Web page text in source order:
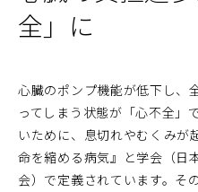
全」に
心臓のポンプ機能が低下し、
ってしまう状態が「心不全」
いために、息切れやむくみが
命を縮める病気』と学会（日
会）で定義されています。そ